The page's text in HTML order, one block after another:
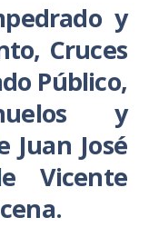
y
Cruces
Público,
y
Juan José
Vicente